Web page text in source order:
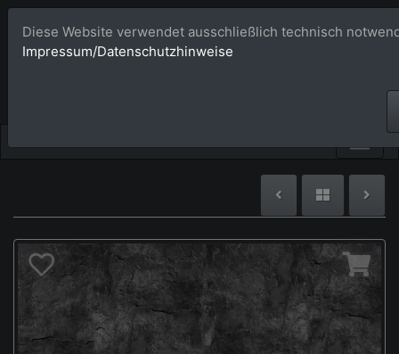
Bildagentur
Diese Website verwendet ausschließlich technisch
Impressum/Datenschutzhinweise